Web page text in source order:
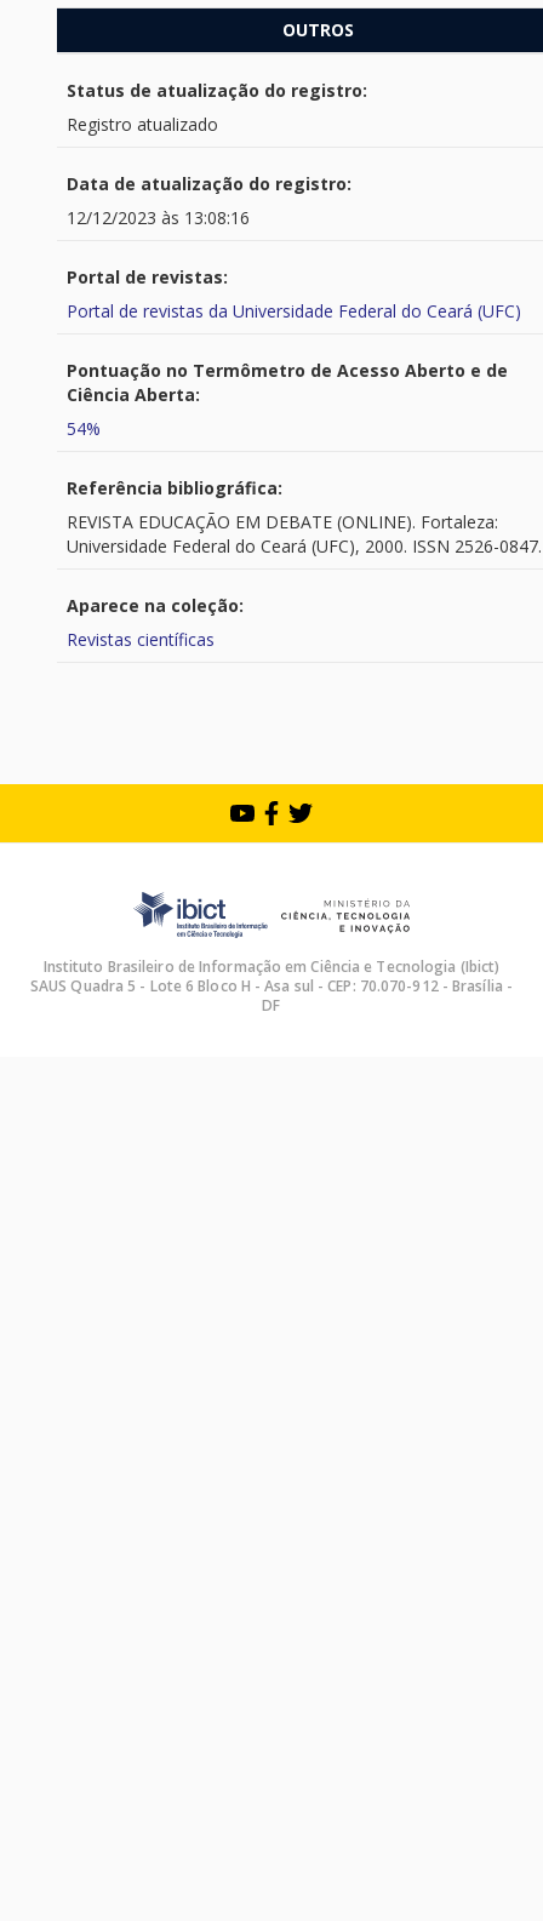
OUTROS
Status de atualização do registro:
Registro atualizado
Data de atualização do registro:
12/12/2023 às 13:08:16
Portal de revistas:
Portal de revistas da Universidade Federal do Ceará (UFC)
Pontuação no Termômetro de Acesso Aberto e de
Ciência Aberta:
54%
Referência bibliográfica:
REVISTA EDUCAÇÃO EM DEBATE (ONLINE). Fortaleza:
Universidade Federal do Ceará (UFC), 2000. ISSN 2526-0847.
Aparece na coleção:
Revistas científicas
Instituto Brasileiro de Informação em Ciência e Tecnologia (Ibict)
SAUS Quadra 5 - Lote 6 Bloco H - Asa sul - CEP: 70.070-912 - Brasília -
DF